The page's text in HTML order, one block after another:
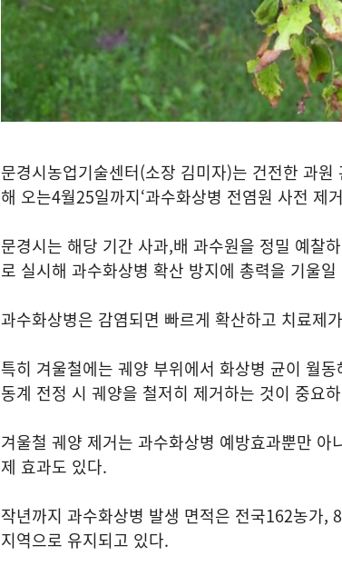
문경시농업기술센터(소장 김미자)는 건전한 과원
해 오는4월25일까지‘과수화상병 전염원 사전 제
문경시는 해당 기간 사과,배 과수원을 정밀 예찰
로 실시해 과수화상병 확산 방지에 총력을 기울일
과수화상병은 감염되면 빠르게 확산하고 치료제
특히 겨울철에는 궤양 부위에서 화상병 균이 월
동계 전정 시 궤양을 철저히 제거하는 것이 중요
겨울철 궤양 제거는 과수화상병 예방효과뿐만 아
제 효과도 있다.
작년까지 과수화상병 발생 면적은 전국162농가,
지역으로 유지되고 있다.